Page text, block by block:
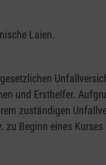
Laien.
und Ersthelfer.
zuständigen
Beginn eines